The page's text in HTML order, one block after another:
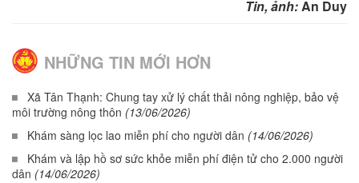
Tin, ảnh:An Duy
NHỮNG TIN MỚI HƠN
Xã Tân Thạnh: Chung tay xử lý chất thải nông nghiệp, bảo vệ
môi trường nông thôn (13/06/2026)
Khám sàng lọc lao miễn phí cho người dân (14/06/2026)
Khám và lập hồ sơ sức khỏe miễn phí điện tử cho 2.000 người
dân (14/06/2026)